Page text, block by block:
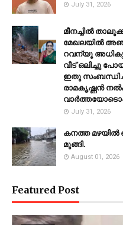
July 31, 2026
മീനച്ചിൽ
മേഖലയിൽ
റവന്യൂ
വീട് ഒലിച്ചു
ഇതു
രാമകൃഷ്ണൻ
July 31, 2026
കനത്ത മഴയില്‍
മുങ്ങി.
August 01, 2026
Featured Post